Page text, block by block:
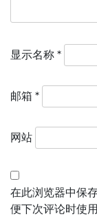
显示名称 *
邮箱 *
网站
在此浏览器中保
便下次评论时使用